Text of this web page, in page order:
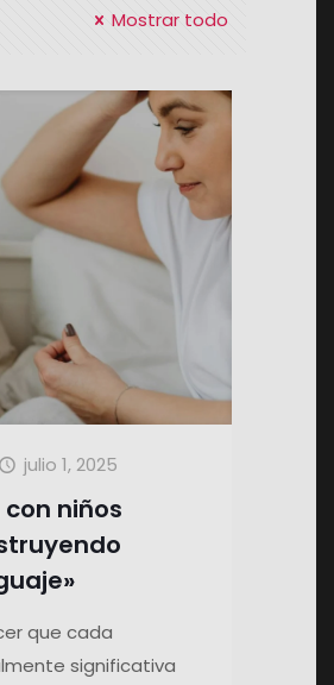
Mostrar todo
julio 1, 2025
niños
que cada
significativa